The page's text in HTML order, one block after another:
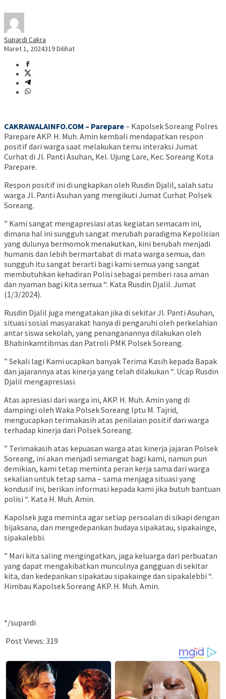
Supardi Cakra
Maret 1, 2024319 Dilihat
CAKRAWALAINFO.COM – Parepare– Kapolsek Soreang Polres
Parepare AKP. H. Muh. Amin kembali mendapatkan respon
positif dari warga saat melakukan temu interaksi Jumat
Curhat di Jl. Panti Asuhan, Kel. Ujung Lare, Kec. Soreang Kota
Parepare.
Respon positif ini di ungkapkan oleh Rusdin Djalil, salah satu
warga Jl. Panti Asuhan yang mengikuti Jumat Curhat Polsek
Soreang.
” Kami sangat mengapresiasi atas kegiatan semacam ini,
dimana hal ini sungguh sangat merubah paradigma Kepolisian
yang dulunya bermomok menakutkan, kini berubah menjadi
humanis dan lebih bermartabat di mata warga semua, dan
sungguh itu sangat berarti bagi kami semua yang sangat
membutuhkan kehadiran Polisi sebagai pemberi rasa aman
dan nyaman bagi kita semua “. Kata Rusdin Djalil. Jumat
(1/3/2024).
Rusdin Djalil juga mengatakan jika di sekitar Jl. Panti Asuhan,
situasi sosial masyarakat hanya di pengaruhi oleh perkelahian
antar siswa sekolah, yang penanganannya dilakukan oleh
Bhabinkamtibmas dan Patroli PMK Polsek Soreang.
” Sekali lagi Kami ucapkan banyak Terima Kasih kepada Bapak
dan jajarannya atas kinerja yang telah dilakukan “. Ucap Rusdin
Djalil mengapresiasi.
Atas apresiasi dari warga ini, AKP. H. Muh. Amin yang di
dampingi oleh Waka Polsek Soreang Iptu M. Tajrid,
mengucapkan terimakasih atas penilaian positif dari warga
terhadap kinerja dari Polsek Soreang.
” Terimakasih atas kepuasan warga atas kinerja jajaran Polsek
Soreang, ini akan menjadi semangat bagi kami, namun pun
demikian, kami tetap meminta peran kerja sama dari warga
sekalian untuk tetap sama – sama menjaga situasi yang
kondusif ini, berikan informasi kepada kami jika butuh bantuan
polisi “. Kata H. Muh. Amin.
Kapolsek juga meminta agar setiap persoalan di sikapi dengan
bijaksana, dan mengedepankan budaya sipakatau, sipakainge,
sipakalebbi.
” Mari kita saling mengingatkan, jaga keluarga dari perbuatan
yang dapat mengakibatkan munculnya gangguan di sekitar
kita, dan kedepankan sipakatau sipakainge dan sipakalebbi “.
Himbau Kapolsek Soreang AKP. H. Muh. Amin.
*/supardi
Post Views: 319